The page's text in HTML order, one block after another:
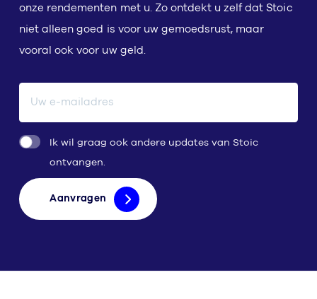
onze rendementen met u. Zo ontdekt u zelf dat Stoic
niet alleen goed is voor uw gemoedsrust, maar
vooral ook voor uw geld.
E-mailadres
Ik wil graag ook andere updates van Stoic
ontvangen.
Aanvragen